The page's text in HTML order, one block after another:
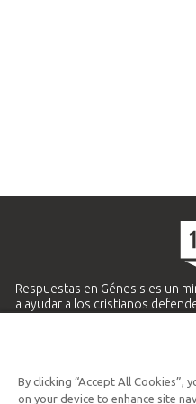
Respuestas en Génesis es un
a ayudar a los cristianos
By clicking “Accept All Cookies”,
on your device to enhance site